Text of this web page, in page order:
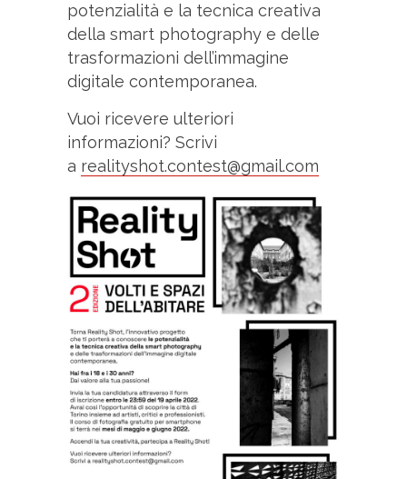
potenzialità e la tecnica creativa
della smart photography e delle
trasformazioni dell’immagine
digitale contemporanea.
Vuoi ricevere ulteriori
informazioni? Scrivi
a realityshot.contest@gmail.com